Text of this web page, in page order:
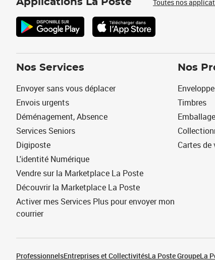
Applications La Poste Toutes nos
Nos Services
Envoyer sans vous déplacer
Envois urgents
Déménagement, Absence
Services Seniors
Digiposte
L'identité Numérique
Vendre sur la Marketplace La Poste
Découvrir la Marketplace La Poste
Activer mes Services Plus pour envoyer mon
courrier
Nos
Timbres
Cartes de
ProfessionnelsEntreprises et CollectivitésLa Poste GroupeLa